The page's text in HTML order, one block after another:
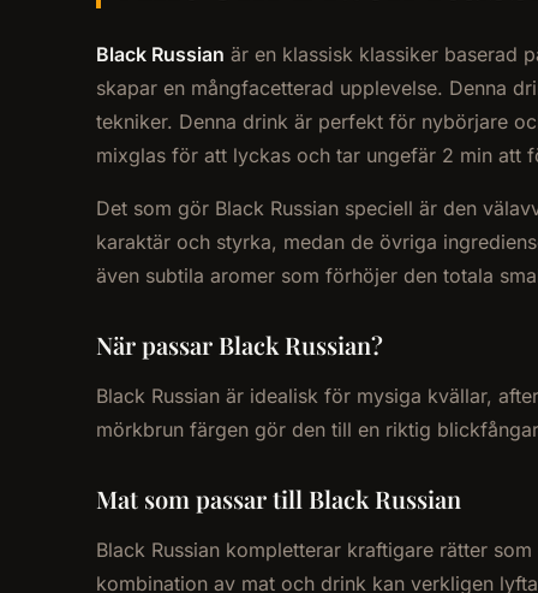
Black Russian är en klassisk klassiker baserad
skapar en mångfacetterad upplevelse. Denna
tekniker. Denna drink är perfekt för nybörjare
mixglas för att lyckas och tar ungefär 2 min att
Det som gör Black Russian speciell är den
karaktär och styrka, medan de övriga
även subtila aromer som förhöjer den totala
När passar Black Russian?
Black Russian är idealisk för mysiga kvällar,
mörkbrun färgen gör den till en riktig
Mat som passar till Black Russian
Black Russian kompletterar kraftigare rätter
kombination av mat och drink kan verkligen